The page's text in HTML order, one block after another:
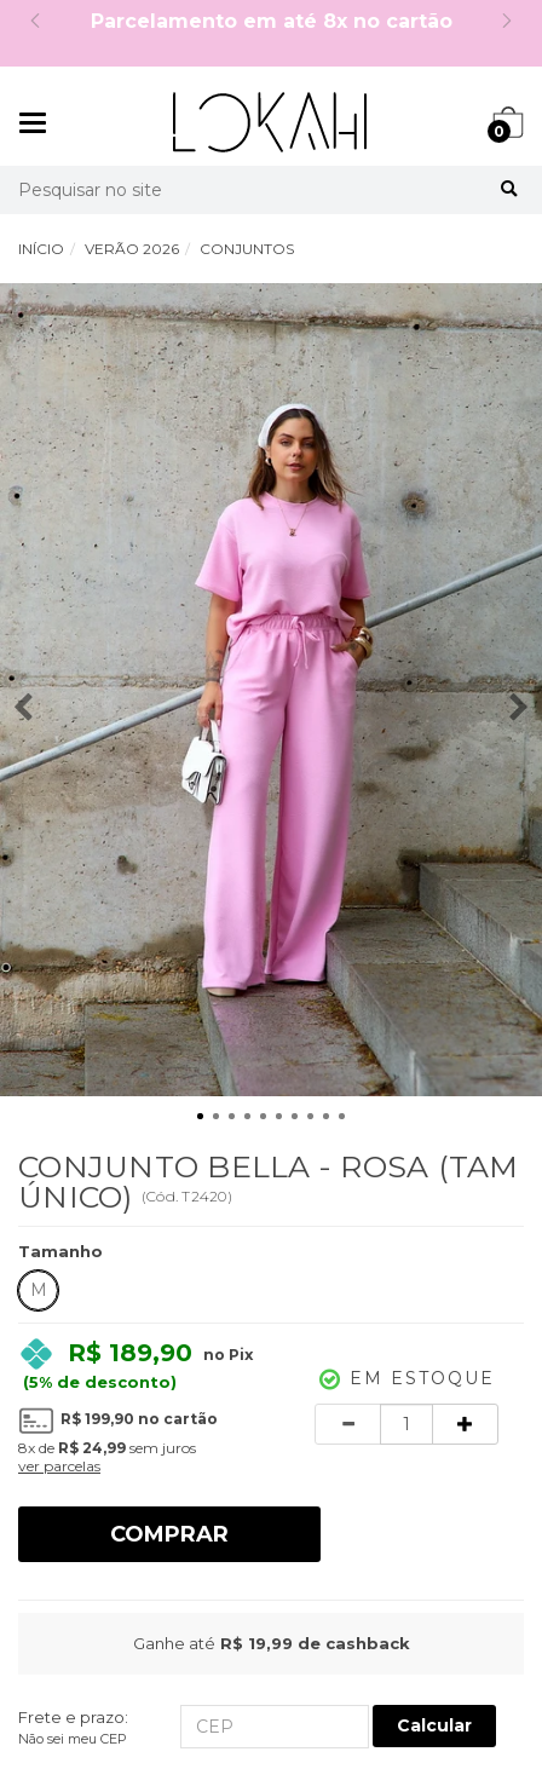
5%OFF no PIX à vista!
0
INÍCIO VERÃO 2026 CONJUNTOS
CONJUNTO BELLA - ROSA (TAM
ÚNICO)
(Cód.T2420)
Tamanho
M
R$ 189,90 no Pix
(5% de desconto)
R$ 199,90 no cartão
8x de R$ 24,99 sem juros
ver parcelas
EM ESTOQUE
COMPRAR
Ganhe até R$ 19,99 de cashback
Frete e prazo:
Não sei meu CEP
Calcular